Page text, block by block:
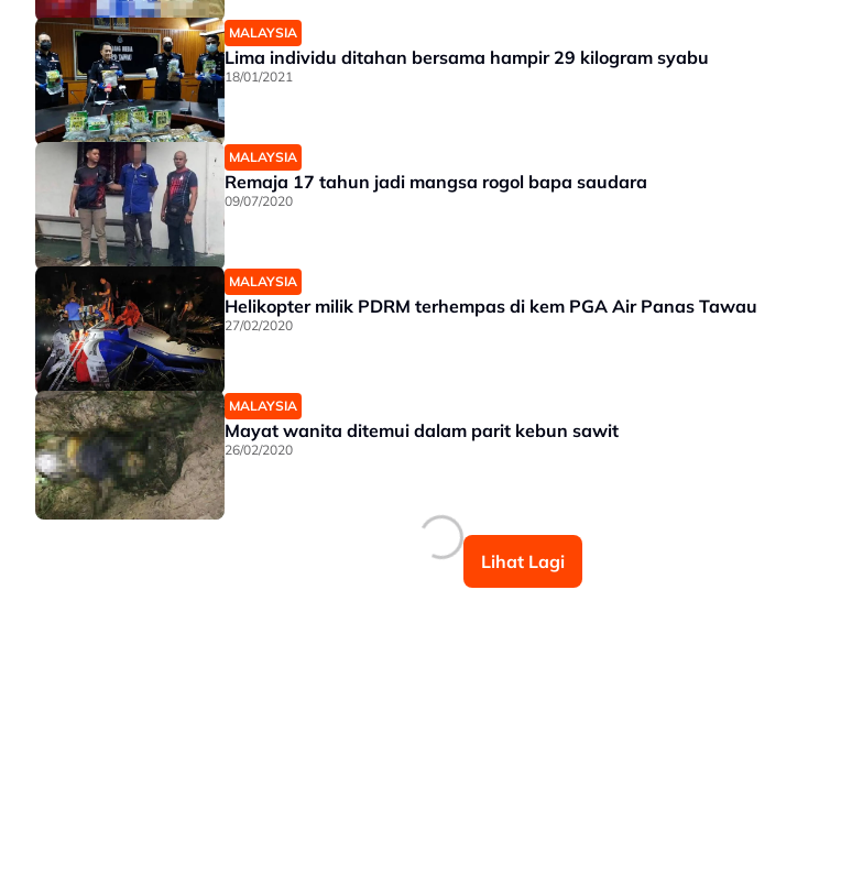
MALAYSIA
Lima individu ditahan bersama hampir 29 kilogram syabu
18/01/2021
MALAYSIA
Remaja 17 tahun jadi mangsa rogol bapa saudara
09/07/2020
MALAYSIA
Helikopter milik PDRM terhempas di kem PGA Air Panas Tawau
27/02/2020
MALAYSIA
Mayat wanita ditemui dalam parit kebun sawit
26/02/2020
Lihat Lagi